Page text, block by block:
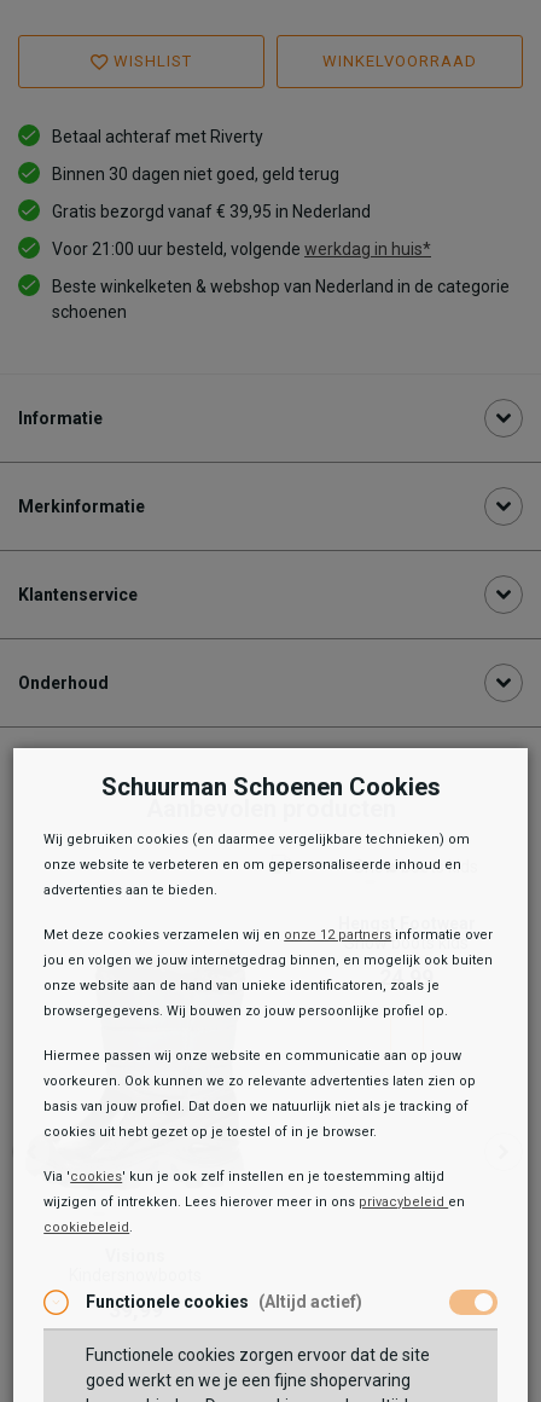
WISHLIST WINKELVOORRAAD
Kindersnowboots
49,99
Maat:
Betaal achteraf met Riverty
Binnen 30 dagen niet goed, geld terug
Gratis bezorgd vanaf € 39,95 in Nederland
Voor 21:00 uur besteld, volgende werkdag in huis*
Beste winkelketen & webshop van Nederland in de categorie
schoenen
Informatie
Merkinformatie
Klantenservice
Onderhoud
39,99
Snow boots kids
24,99
Toegevoegd aan je winkeltas!
Schuurman Schoenen Cookies
Wij gebruiken cookies (en daarmee vergelijkbare technieken) om
onze website te verbeteren en om gepersonaliseerde inhoud en
advertenties aan te bieden.
Met deze cookies verzamelen wij en onze 12 partners informatie over
jou en volgen we jouw internetgedrag binnen, en mogelijk ook buiten
onze website aan de hand van unieke identificatoren, zoals je
browsergegevens. Wij bouwen zo jouw persoonlijke profiel op.
Hiermee passen wij onze website en communicatie aan op jouw
voorkeuren. Ook kunnen we zo relevante advertenties laten zien op
basis van jouw profiel. Dat doen we natuurlijk niet als je tracking of
cookies uit hebt gezet op je toestel of in je browser.
Via 'cookies' kun je ook zelf instellen en je toestemming altijd
wijzigen of intrekken. Lees hierover meer in ons privacybeleid en
cookiebeleid.
Functionele cookies (Altijd actief)
Functionele cookies zorgen ervoor dat de site
goed werkt en we je een fijne shopervaring